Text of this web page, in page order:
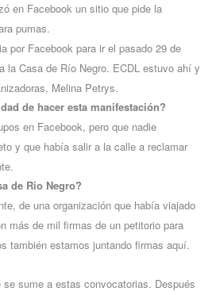
en Facebook un sitio que pide la
pumas.
por Facebook para ir el pasado 29 de
la Casa de Río Negro. ECDL estuvo ahí y
Melina Petrys.
de hacer esta manifestación?
en Facebook, pero que nadie
y que había salir a la calle a reclamar
de Rio Negro?
de una organización que había viajado
más de mil firmas de un petitorio para
también estamos juntando firmas aquí.
sume a estas convocatorias. Después